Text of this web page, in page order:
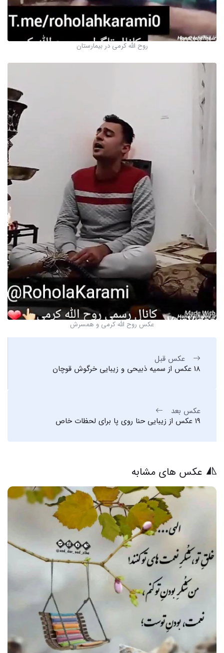
روح الله کرمی در بیمارستان
عکس روح الله کرمی و همسرش
عکس قبل
18 عکس از سمیه ذبیحی و زیبایی خرگوش قوچان
عکس بعد
19 عکس از زیبایی حنا روی پا برای لحظات خاص
عکس های مشابه